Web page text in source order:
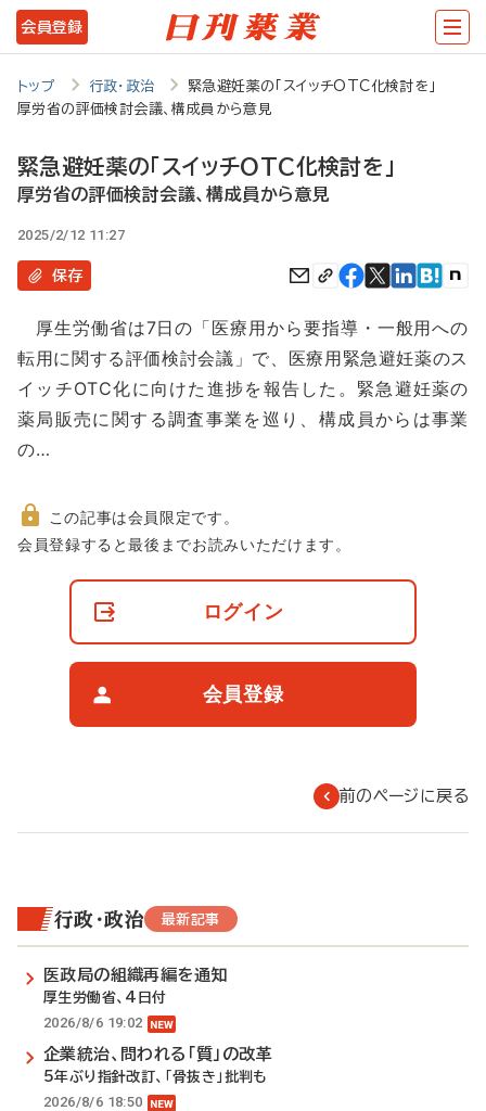
メ
イ
コ
テ
ツ
に
動
会員登録
トップ 行政・政治
緊急避妊薬の「スイッチOTC化検討を」
厚労省の評価検討会議、構成員から意見
緊急避妊薬の「スイッチOTC化検討を」
厚労省の評価検討会議、構成員から意見
2025/2/12 11:27
保存
厚生労働省は7日の「医療用から要指導・一般用への
転用に関する評価検討会議」で、医療用緊急避妊薬のス
イッチOTC化に向けた進捗を報告した。緊急避妊薬の
薬局販売に関する調査事業を巡り、構成員からは事業
の…
非
この記事は会員限定です。
会員登録すると最後までお読みいただけます。
ログイン
会員登録
前のページに戻る
行政・政治 最新記事
医政局の組織再編を通知
厚生労働省、4日付
2026/8/6 19:02
企業統治、問われる「質」の改革
5年ぶり指針改訂、「骨抜き」批判も
2026/8/6 18:50